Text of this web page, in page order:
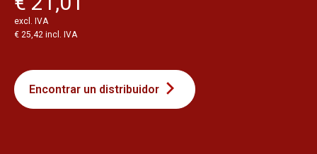
excl. IVA
€ 25,42 incl. IVA
Encontrar un distribuidor